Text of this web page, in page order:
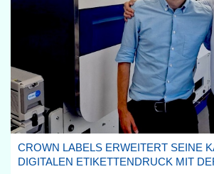
CROWN LABELS ERWEITERT SEINE
DIGITALEN ETIKETTENDRUCK MIT